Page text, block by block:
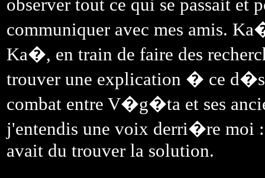
observer tout ce qui se passait
communiquer avec mes amis.
Ka�, en train de faire des
trouver une explication � ce
combat entre V�g�ta et ses
j'entendis une voix derri�re
avait du trouver la solution.